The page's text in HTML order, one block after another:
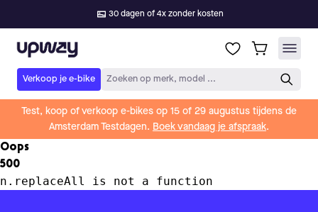
30 dagen of 4x zonder kosten
Upway
Verkoop je e-bike Zoeken op merk, model ...
Test, koop of verkoop e-bikes op 15 of 29 augustus tijdens de
Amsterdam Testdagen. Boek vandaag je afspraak.
Oops
500
n.replaceAll is not a function